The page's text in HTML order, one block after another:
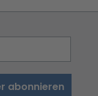
abonnieren